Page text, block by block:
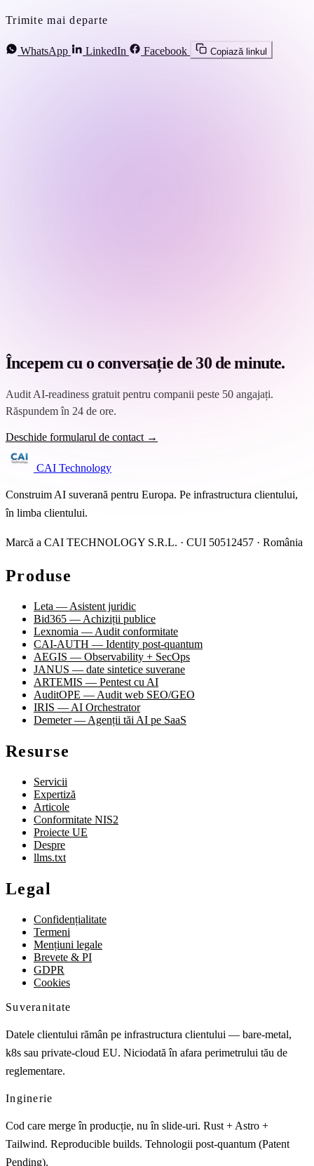
Trimite mai departe
WhatsApp LinkedIn Facebook Copiază linkul
Începem cu o conversație de 30 de minute.
Audit AI-readiness gratuit pentru companii peste 50 angajați.
Răspundem în 24 de ore.
Deschide formularul de contact →
CAI Technology
Construim AI suverană pentru Europa. Pe infrastructura clientului,
în limba clientului.
Marcă a CAI TECHNOLOGY S.R.L. · CUI 50512457 · România
Produse
Leta — Asistent juridic
Bid365 — Achiziții publice
Lexnomia — Audit conformitate
CAI-AUTH — Identity post-quantum
AEGIS — Observability + SecOps
JANUS — date sintetice suverane
ARTEMIS — Pentest cu AI
AuditOPE — Audit web SEO/GEO
IRIS — AI Orchestrator
Demeter — Agenții tăi AI pe SaaS
Resurse
Servicii
Expertiză
Articole
Conformitate NIS2
Proiecte UE
Despre
llms.txt
Legal
Confidențialitate
Termeni
Mențiuni legale
Brevete & PI
GDPR
Cookies
Suveranitate
Datele clientului rămân pe infrastructura clientului — bare-metal,
k8s sau private-cloud EU. Niciodată în afara perimetrului tău de
reglementare.
Inginerie
Cod care merge în producție, nu în slide-uri. Rust + Astro +
Tailwind. Reproducible builds. Tehnologii post-quantum (Patent
Pending).